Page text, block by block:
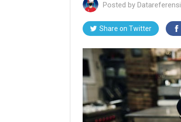
Posted by Datareferensi
Share on Twitter